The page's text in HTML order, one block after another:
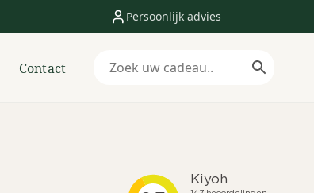
Persoonlijk advies
Contact